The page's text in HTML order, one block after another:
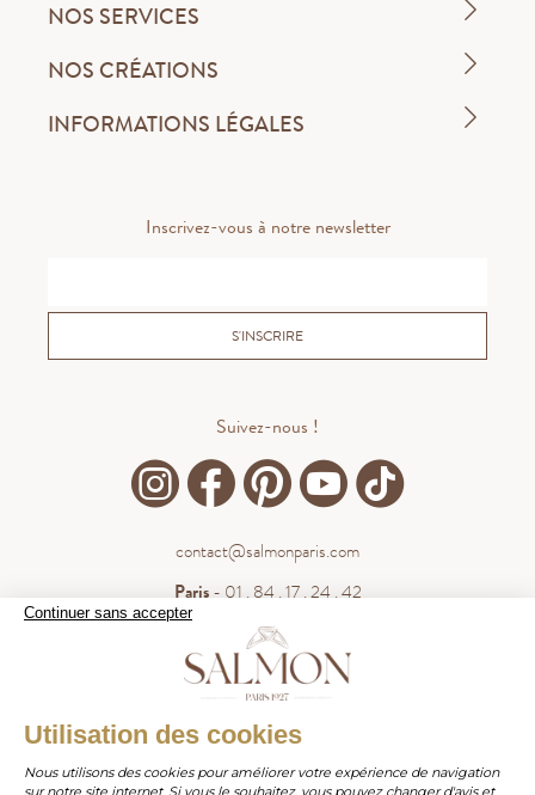
Continuer sans accepter
Utilisation des cookies
Nous utilisons des cookies pour améliorer votre expérience de navigation
sur notre site internet. Si vous le souhaitez, vous pouvez changer d'avis et
WHATSAPP
NOS SERVICES
NOS CRÉATIONS
INFORMATIONS LÉGALES
Inscrivez-vous à notre newsletter
S'INSCRIRE
Suivez-nous !
contact@salmonparis.com
Paris- 01 . 84 . 17 . 24 . 42
- 05 . 35 . 54 . 45 . 53
WhatsApp- 07 . 81 . 63 . 76 . 57